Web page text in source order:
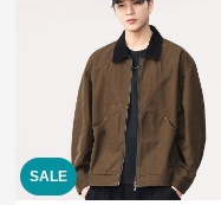
SALE